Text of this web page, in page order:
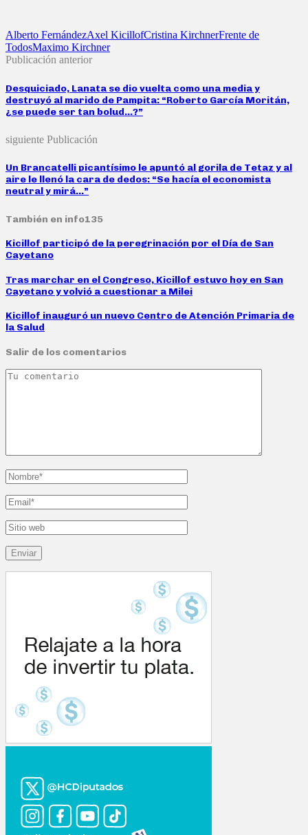
Alberto FernándezAxel KicillofCristina KirchnerFrente de
TodosMaximo Kirchner
Publicación anterior
Desquiciado, Lanata se dio vuelta como una media y
destruyó al marido de Pampita: “Roberto García Moritán,
¿se puede ser tan bolud…?”
siguiente Publicación
Un Brancatelli picantísimo le apuntó al gorila de Tetaz y al
aire le llenó la cara de dedos: “Se hacía el economista
neutral y mirá…”
También en info135
Kicillof participó de la peregrinación por el Día de San
Cayetano
Tras marchar en el Congreso, Kicillof estuvo hoy en San
Cayetano y volvió a cuestionar a Milei
Kicillof inauguró un nuevo Centro de Atención Primaria de
la Salud
Salir de los comentarios